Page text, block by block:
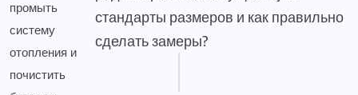
стандарты размеров и как правильно
сделать замеры?